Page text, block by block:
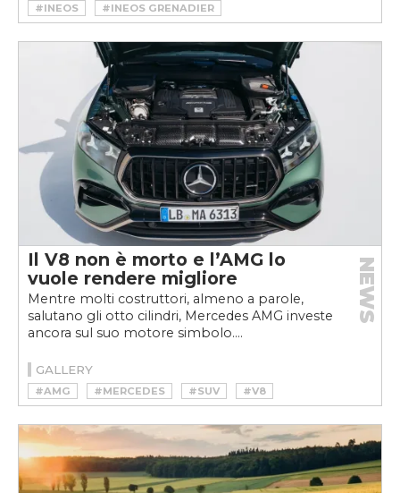
#INEOS #INEOS GRENADIER
Il V8 non è morto e l’AMG lo
vuole rendere migliore
Mentre molti costruttori, almeno a parole,
salutano gli otto cilindri, Mercedes AMG investe
ancora sul suo motore simbolo....
NEWS
GALLERY
#AMG #MERCEDES #SUV #V8